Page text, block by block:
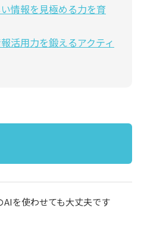
情報を見極める力を育
活用力を鍛えるアクティ
を使わせても大丈夫です